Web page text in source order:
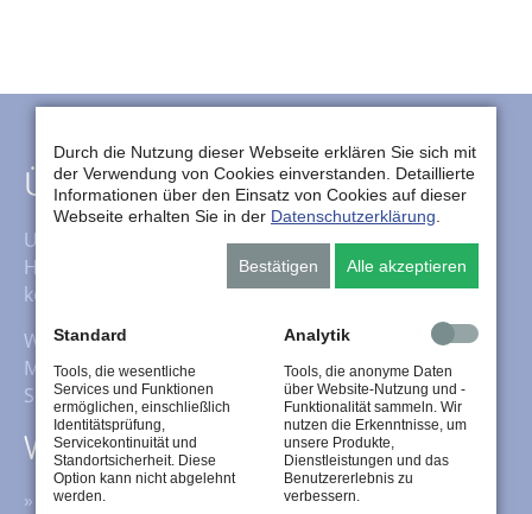
Über uns
Unser Service beinhaltet neben dem klassischen
Heizöl-, Kraftstoff- und Schmierstoffhandel auch das
komplette Fluid-Management für Schmierstoffe.
Wir übernehmen nicht nur die Pflege Ihrer
Maschinen, sondern auch die Entsorgung Ihrer
Schmierstoffe.
Wichtige Inhalte
»
Wärme
Durch die Nutzung dieser Webseite erklären Sie sich mit
der Verwendung von Cookies einverstanden. Detaillierte
Informationen über den Einsatz von Cookies auf dieser
Webseite erhalten Sie in der Datenschutzerklärung
Bestätigen Alle akzeptieren
Standard
Tools, die wesentliche
Services und Funktionen
ermöglichen, einschließlich
Identitätsprüfung,
Servicekontinuität und
Standortsicherheit. Diese
Option kann nicht abgelehnt
werden.
Analytik
Tools, die anonyme Daten
über Website-Nutzung und -
Funktionalität sammeln. Wir
nutzen die Erkenntnisse, um
unsere Produkte,
Dienstleistungen und das
Benutzererlebnis zu
verbessern.